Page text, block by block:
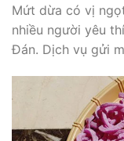
Mứt dừa có vị
nhiều người yêu
Đán. Dịch vụ gửi